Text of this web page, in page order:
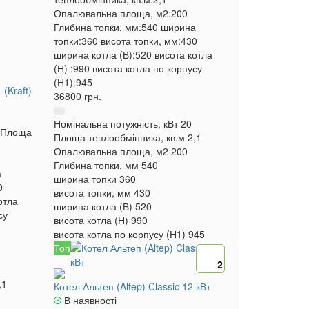
(Kraft)
Площа
Опалювальна площа, м2:200
Глибина топки, мм:540 ширина
топки:360 висота топки, мм:430
ширина котла (В):520 висота котла
(Н) :990 висота котла по корпусу
(Н1):945
36800 грн.
Номінальна потужність, кВт 20
Площа теплообмінника, кв.м 2,1
Опалювальна площа, м2 200
Глибина топки, мм 540
ширина топки 360
висота топки, мм 430
ширина котла (В) 520
висота котла (Н)990
висота котла по корпусу (Н1) 945
2
Топ
Котел Альтеп (Altep) Classic 12 кВт
В наявності